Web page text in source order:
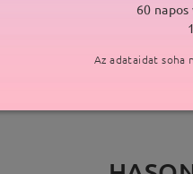
60
Az adataidat soha